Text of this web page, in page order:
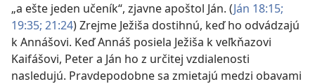
„a ešte jeden učeník“, zjavne apoštol Ján. (Ján 18:15;
19:35; 21:24) Zrejme Ježiša dostihnú, keď ho odvádzajú
k Annášovi. Keď Annáš posiela Ježiša k veľkňazovi
Kaifášovi, Peter a Ján ho z určitej vzdialenosti
nasledujú. Pravdepodobne sa zmietajú medzi obavami